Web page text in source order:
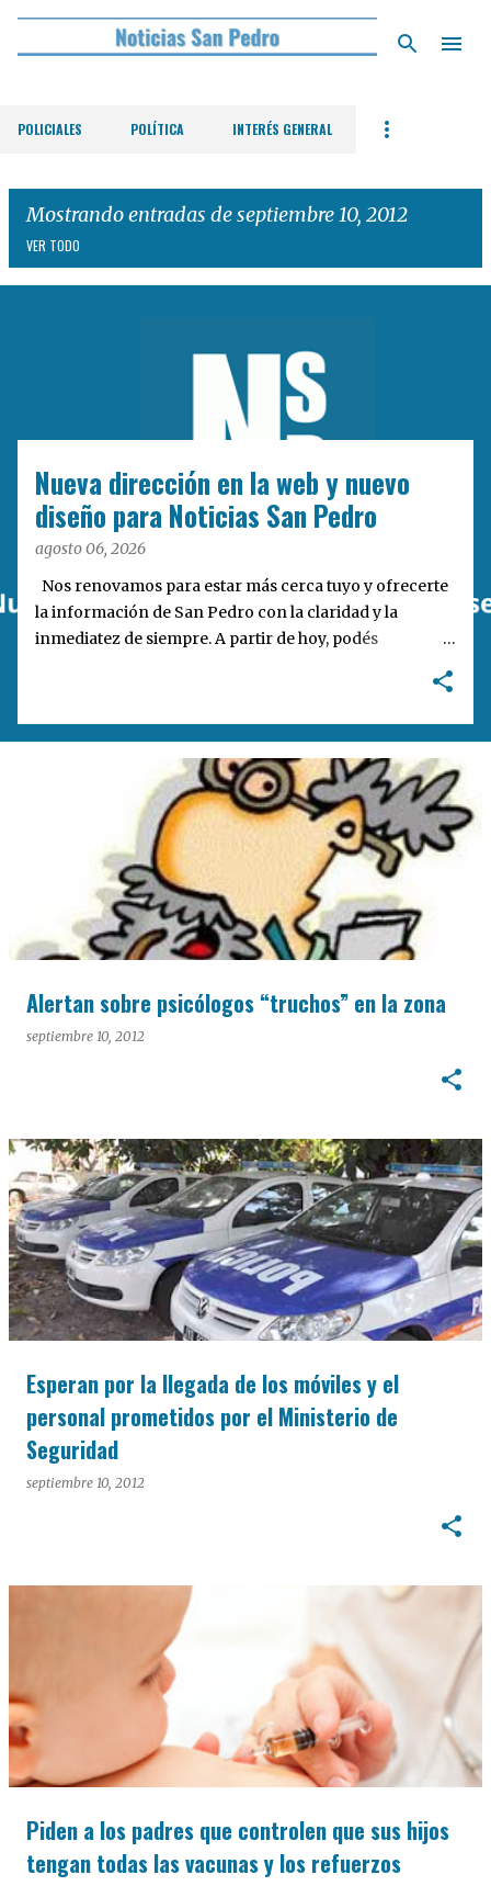
Ir al contenido principal
POLICIALES POLÍTICA INTERÉS GENERAL
Mostrando entradas de septiembre 10, 2012
VER TODO
Nueva dirección en la web y nuevo
diseño para Noticias San Pedro
agosto 06, 2026
Nos renovamos para estar más cerca tuyo y ofrecerte
la información de San Pedro con la claridad y la
inmediatez de siempre. A partir de hoy, podés
Desarrollamos una interfaz más ágil, moderna e
intuitiva, pensada para optimizar la navegación desde
cualquier dispositivo, facilitar el acceso a las noticias
locales y potenciar la interacción de los lectores con
nuestros contenidos.
Alertan sobre psicólogos “truchos” en la zona
septiembre 10, 2012
Esperan por la llegada de los móviles y el
personal prometidos por el Ministerio de
Seguridad
septiembre 10, 2012
Piden a los padres que controlen que sus hijos
tengan todas las vacunas y los refuerzos